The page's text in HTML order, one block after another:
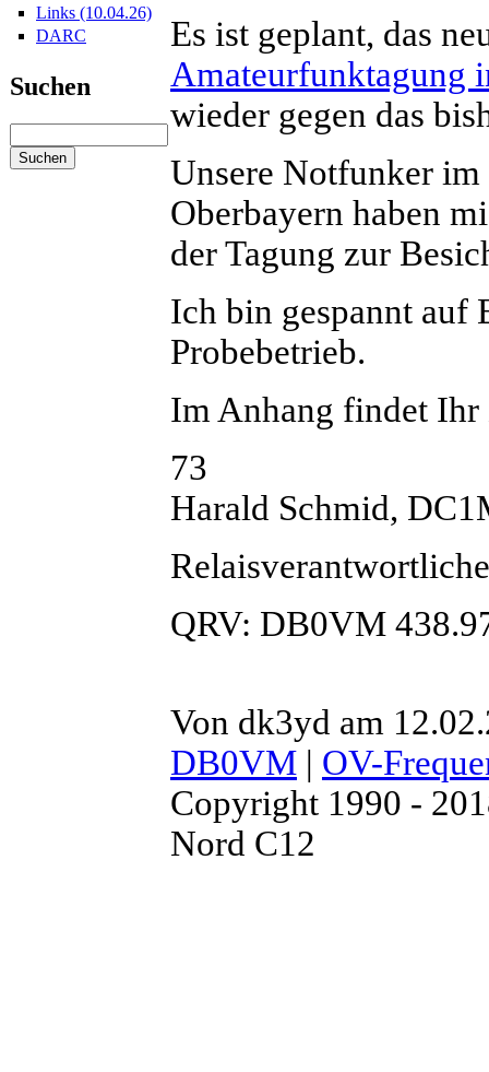
Links (10.04.26)
DARC
Suchen
Es ist geplant, das
Amateurfunktagung
wieder gegen das
Unsere Notfunker
Oberbayern haben
der Tagung zur
Ich bin gespannt auf
Probebetrieb.
Im Anhang findet
73
Harald Schmid,
QRV: DB0VM
Von dk3yd am
DB0VM | OV-
Copyright 1990 -
Nord C12